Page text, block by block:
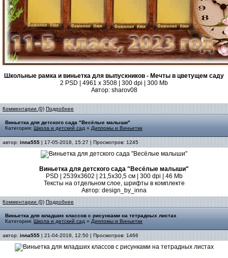
Школьные рамка и виньетка для выпускников - Мечты в цветущем саду
2 PSD | 4961 х 3508 | 300 dpi | 300 Mb
Автор: sharov08
Комментарии (0) Подробнее
Виньетка для детского сада "Весёлые малыши"
Категория: Школа и детский сад » Дипломы и Виньетки
автор: inna555 | 17-05-2018, 15:27 | Просмотров: 1245
Виньетка для детского сада "Весёлые малыши"
PSD | 2539х3602 | 21,5х30,5 см | 300 dpi | 46 Mb
Тексты на отдельном слое, шрифты в комплекте
Автор: design_by_inna
Комментарии (0) Подробнее
Виньетка для младших классов с рисунками на тетрадных листах
Категория: Школа и детский сад » Дипломы и Виньетки
автор: inna555 | 21-04-2018, 12:50 | Просмотров: 1466